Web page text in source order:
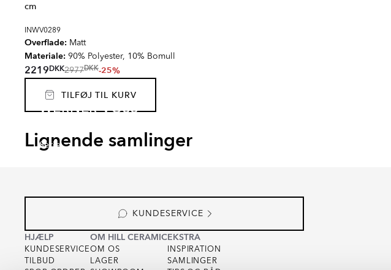
cm
INWV0289
Overflade: Matt
Materiale: 90% Polyester, 10% Bomull
2219DKK2977DKK-25%
TILFØJ TIL KURV
Lignende samlinger
WERNER VOSS
Serie
KUNDESERVICE
HJÆLP
KUNDESERVICE
TILBUD
OM HILL CERAMIC
OM OS
LAGER
EKSTRA
INSPIRATION
SAMLINGER